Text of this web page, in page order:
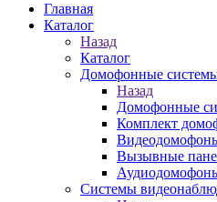
Главная
Каталог
Назад
Каталог
Домофонные
Назад
Домофонные
Комплект
Вызывные
Системы